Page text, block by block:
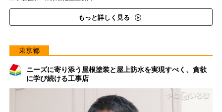
もっと詳しく見る
東京都
ニーズに寄り添う屋根塗装と屋上防水を実現すべく、貪欲
に学び続ける工事店